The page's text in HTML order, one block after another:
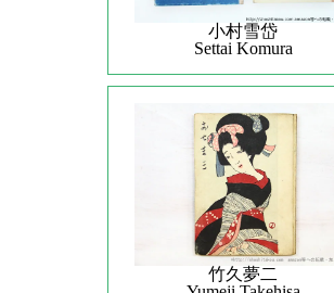
小村雪岱
Settai Komura
竹久夢二